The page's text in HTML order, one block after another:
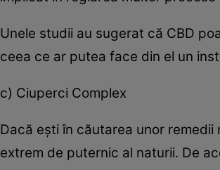
Unele studii au sugerat că CBD
ceea ce ar putea face din el un
c) Ciuperci Complex
Dacă ești în căutarea unor
extrem de puternic al naturii. De